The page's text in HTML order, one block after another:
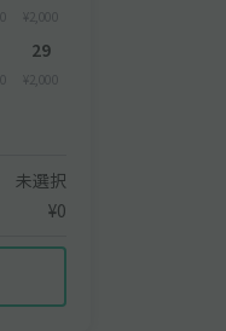
¥2,000
29
¥2,000
未選択
¥0